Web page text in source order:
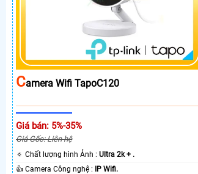
CAmera Wifi TapoC120
Giá bán: 5%-35%
Giá Gốc: Liên hệ
🔅 Chất lượng hình Ảnh : Ultra 2k + .
👍 Camera Công nghệ :
IP Wifi.